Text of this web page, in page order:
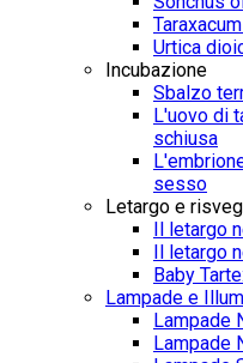
Urtica
Incubazione
Sbalzo
L'uovo di
schiusa
sesso
Letargo e
Il letargo
Il letargo
Baby
Lampade e
Lampade
Lampade